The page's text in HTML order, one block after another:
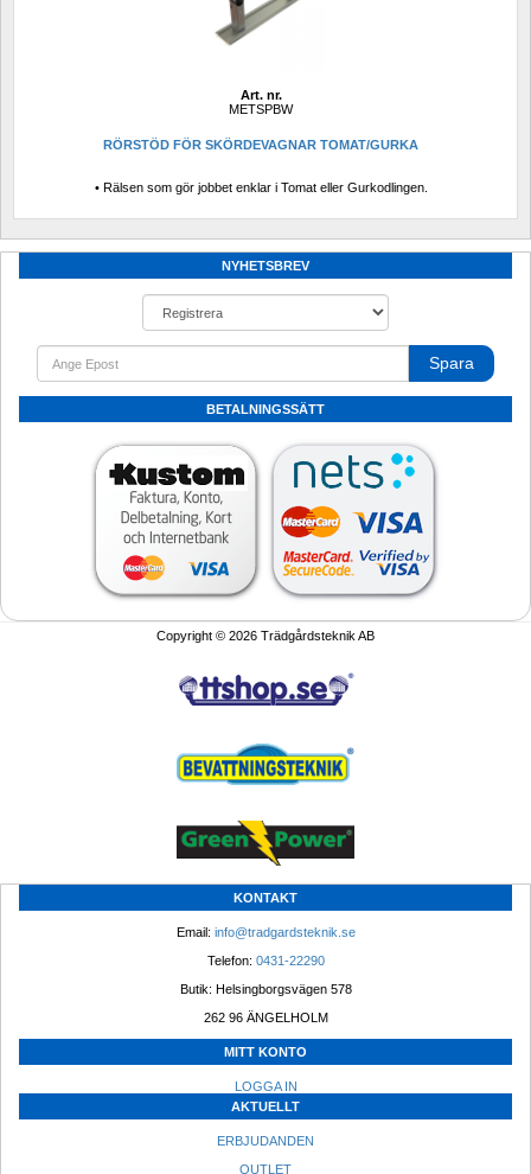
Art. nr.
METSPBW
RÖRSTÖD FÖR SKÖRDEVAGNAR TOMAT/GURKA
• Rälsen som gör jobbet enklar i Tomat eller Gurkodlingen.
NYHETSBREV
Spara
BETALNINGSSÄTT
Copyright © 2026 Trädgårdsteknik AB
KONTAKT
Email: info@tradgardsteknik.se
Telefon: 0431-22290
Butik: Helsingborgsvägen 578
262 96 ÄNGELHOLM
MITT KONTO
LOGGA IN
AKTUELLT
ERBJUDANDEN
OUTLET